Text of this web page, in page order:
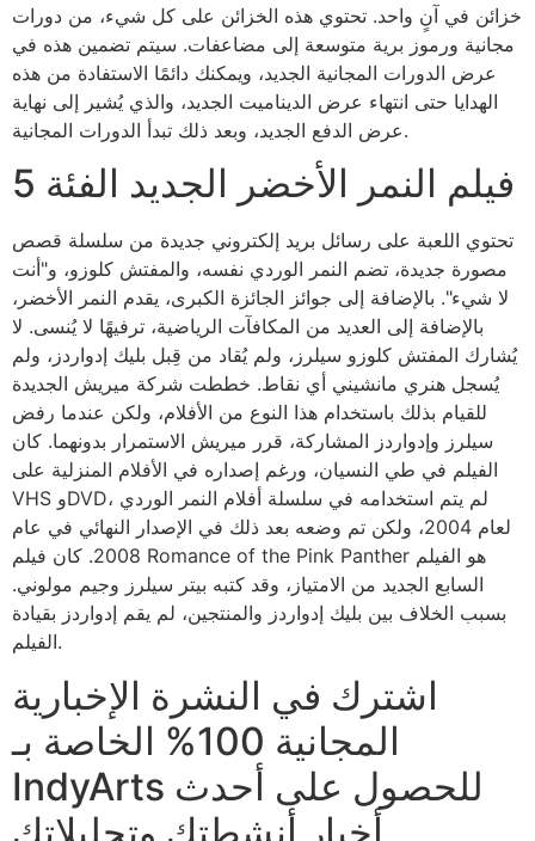
خزائن في آنٍ واحد. تحتوي هذه الخزائن على كل شيء، من دورات
مجانية ورموز برية متوسعة إلى مضاعفات. سيتم تضمين هذه في
عرض الدورات المجانية الجديد، ويمكنك دائمًا الاستفادة من هذه
الهدايا حتى انتهاء عرض الديناميت الجديد، والذي يُشير إلى نهاية
عرض الدفع الجديد، وبعد ذلك تبدأ الدورات المجانية.
فيلم النمر الأخضر الجديد الفئة 5
تحتوي اللعبة على رسائل بريد إلكتروني جديدة من سلسلة قصص
مصورة جديدة، تضم النمر الوردي نفسه، والمفتش كلوزو، و"أنت
لا شيء". بالإضافة إلى جوائز الجائزة الكبرى، يقدم النمر الأخضر،
بالإضافة إلى العديد من المكافآت الرياضية، ترفيهًا لا يُنسى. لا
يُشارك المفتش كلوزو سيلرز، ولم يُقاد من قِبل بليك إدواردز، ولم
يُسجل هنري مانشيني أي نقاط. خططت شركة ميريش الجديدة
للقيام بذلك باستخدام هذا النوع من الأفلام، ولكن عندما رفض
سيلرز وإدواردز المشاركة، قرر ميريش الاستمرار بدونهما. كان
الفيلم في طي النسيان، ورغم إصداره في الأفلام المنزلية على
VHS وDVD، لم يتم استخدامه في سلسلة أفلام النمر الوردي
لعام 2004، ولكن تم وضعه بعد ذلك في الإصدار النهائي في عام
2008. كان فيلم Romance of the Pink Panther هو الفيلم
السابع الجديد من الامتياز، وقد كتبه بيتر سيلرز وجيم مولوني.
بسبب الخلاف بين بليك إدواردز والمنتجين، لم يقم إدواردز بقيادة
الفيلم.
اشترك في النشرة الإخبارية
المجانية 100% الخاصة بـ
IndyArts للحصول على أحدث
أخبار أنشطتك وتحليلاتك